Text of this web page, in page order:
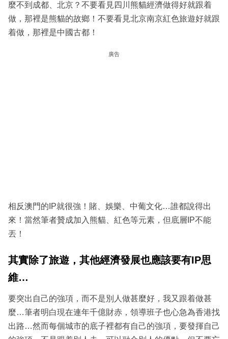
麼不到成都、北京？不要看見四川熊貓經濟做得好就跟着
做，那裡是熊貓的故鄉！不要看見北京南京紅色旅遊好就跟
着做，那裡是中國古都！
廣告
相反澳門的IP就很強！賭、娛樂、中葡文化…誰都說得出
來！當然筆者贊成加入熊貓、紅色等元素，但底層IP不能
丟！
其實除了旅遊，其他經濟發展也應該要有IP思
維…
要突出自己的強項，而不是別人做甚麼好，我又跟着做甚
麼…筆者明白現在連年千億財赤，領導班子也心急為香港找
出路…然而每個城市的底子裡都有自己的強項，要發揮自己